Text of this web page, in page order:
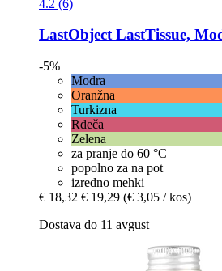
4.2 (6)
LastObjectLastTissue,
-5%
Modra
Oranžna
Turkizna
Rdeča
Zelena
za pranje do 60 °C
popolno za na pot
izredno mehki
€ 18,32 € 19,29 (€ 3,05 / kos)
Dostava do 11 avgust